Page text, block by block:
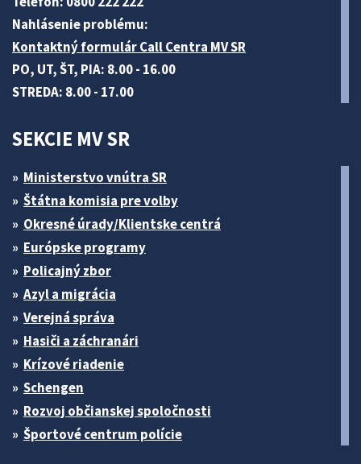
Nahlásenie problému:
Kontaktný formulár Call Centra MV SR
PO, UT, ŠT, PIA: 8.00 - 16.00
STREDA: 8.00 - 17.00
SEKCIE MV SR
Ministerstvo vnútra SR
Štátna komisia pre volby
Okresné úrady/Klientske centrá
Európske programy
Policajný zbor
Azyl a migrácia
Verejná správa
Hasiči a záchranári
Krízové riadenie
Schengen
Rozvoj občianskej spoločnosti
Športové centrum polície